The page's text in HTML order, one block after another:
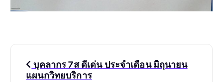
บุคลากร 7ส ดีเด่น ประจำเดือน มิถุนายน
แผนกวิทยบริการ